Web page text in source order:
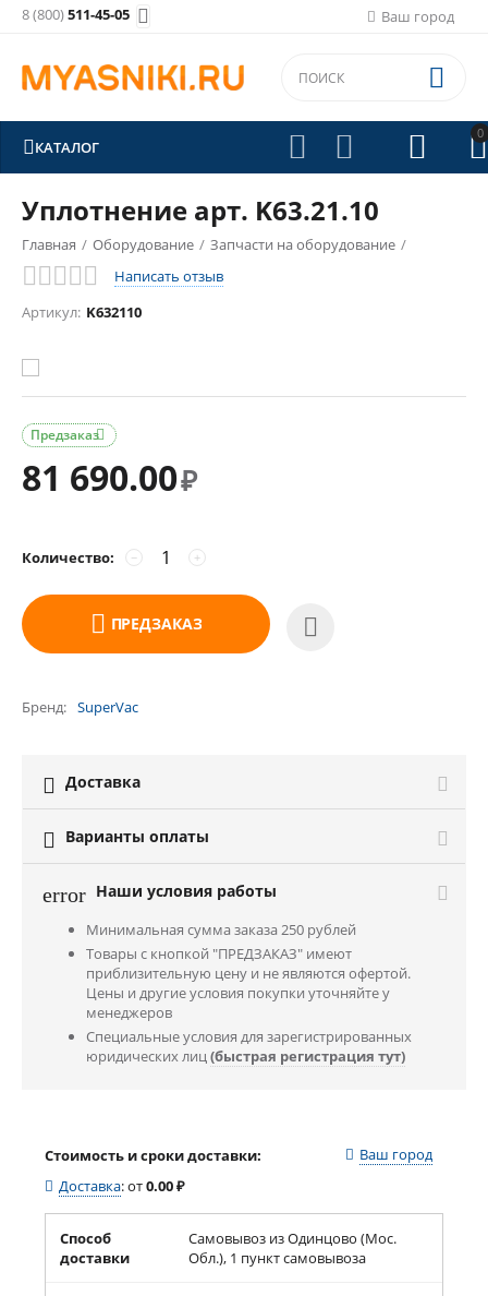
Ваш город
8 (800)511-45-05 
0


 

КАТАЛОГ
Уплотнение арт. K63.21.10
Главная / Оборудование / Запчасти на оборудование /
Запчасти на SuperVac /
Написать отзыв
Артикул: K632110

Предзаказ
81 690.00₽
Количество: +
−
ПРЕДЗАКАЗ
Бренд SuperVac
 Доставка
 Варианты оплаты
error Наши условия работы
Минимальная сумма заказа 250 рублей
Товары с кнопкой "ПРЕДЗАКАЗ" имеют
приблизительную цену и не являются офертой.
Цены и другие условия покупки уточняйте у
менеджеров
Специальные условия для зарегистрированных
юридических лиц(быстрая регистрация тут)
Стоимость и сроки доставки:
Ваш город
Доставка:от0.00 ₽
Способ
доставки
Самовывоз из Одинцово (Мос.
Обл.), 1 пункт самовывоза